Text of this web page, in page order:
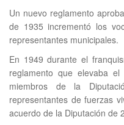
Un nuevo reglamento
de 1935 incrementó los
representantes municipales.
En 1949 durante el
reglamento que elevaba
miembros de la
representantes de fuerzas
acuerdo de la Diputación de